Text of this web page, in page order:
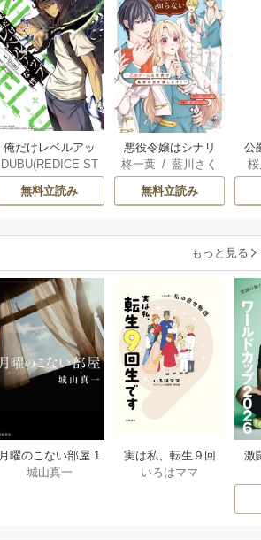
俺だけレベルアッ
プな件
DUBU(REDICE ST
/ Chugong
h-goon
無料立読み
悪役令嬢はシナリ
オを知らない ～乙
女ゲームの世界で
真実の恋を探しま
柊一葉 /藍川さく
ら
無料立読み
公
は
もっと見る
月曜のこない部屋 1
巻
城山真一
実は私、転生９回
生です マンガ
いろはママ
激